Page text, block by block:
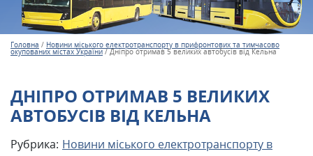
Головна / Новини міського електротранспорту в прифронтових та тимчасово
окупованих містах України/Дніпро отримав 5 великих автобусів від Кельна
ДНІПРО ОТРИМАВ 5 ВЕЛИКИХ
АВТОБУСІВ ВІД КЕЛЬНА
Рубрика: Новини міського електротранспорту в